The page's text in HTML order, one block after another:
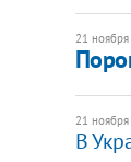
21
21
В